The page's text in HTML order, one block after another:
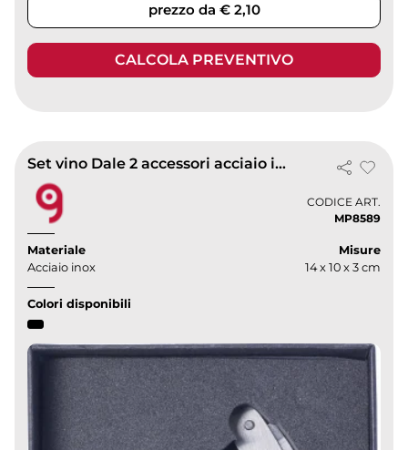
prezzo da € 2,10
CALCOLA PREVENTIVO
Set vino Dale 2 accessori acciaio inox con cavatappi e versatore
CODICE ART.
MP8589
Materiale
Acciaio inox
Misure
14 x 10 x 3 cm
Colori disponibili